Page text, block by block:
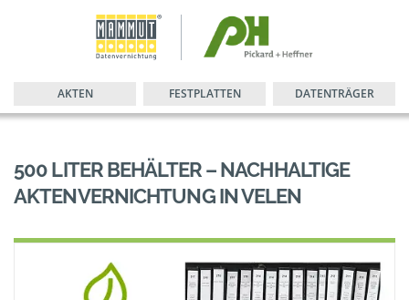
AKTEN FESTPLATTEN DATENTRÄGER
500 LITER BEHÄLTER – NACHHALTIGE
AKTENVERNICHTUNG IN VELEN